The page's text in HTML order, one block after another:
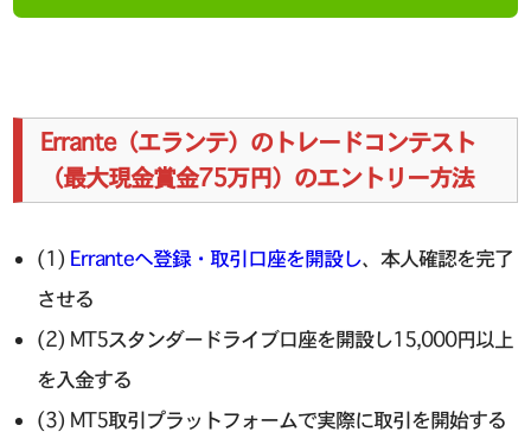
Errante（エランテ）のトレードコンテスト
（最大現金賞金75万円）のエントリー方法
(1) Erranteへ登録・取引口座を開設し、本人確認を完了
させる
(2) MT5スタンダードライブ口座を開設し15,000円以上
を入金する
(3) MT5取引プラットフォームで実際に取引を開始する